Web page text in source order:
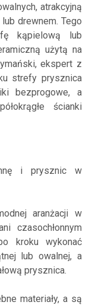
atrakcyjną
drewnem. Tego
kąpielową lub
użytą na
ekspert z
strefy prysznica
bezprogowe, a
ścianki
i prysznic w
aranżacji w
czasochłonnym
kroku wykonać
lub owalnej, a
prysznica.
materiały, a są